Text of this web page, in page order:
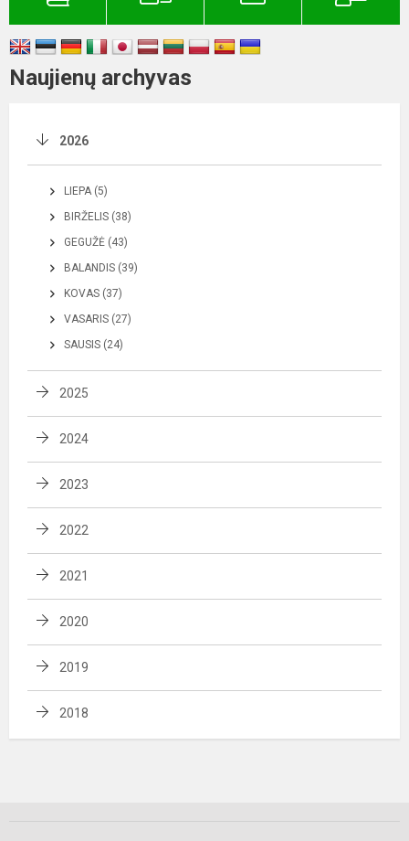
Naujienų archyvas
2026
LIEPA (5)
BIRŽELIS (38)
GEGUŽĖ (43)
BALANDIS (39)
KOVAS (37)
VASARIS (27)
SAUSIS (24)
2025
2024
2023
2022
2021
2020
2019
2018